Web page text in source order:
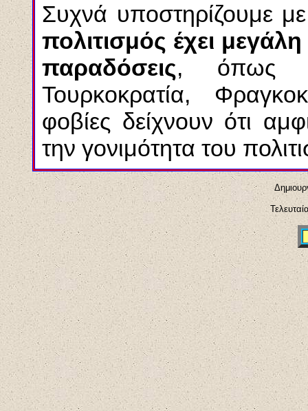
Συχνά υποστηρίζουμε
πολιτισμός έχει
παραδόσεις, όπως
Τουρκοκρατία,
φοβίες δείχνουν ότι
την γονιμότητα του